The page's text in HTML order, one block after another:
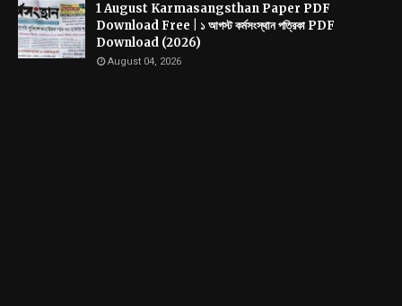
1 August Karmasangsthan Paper PDF
Download Free | ১ আগস্ট কর্মসংস্থান পত্রিকা PDF
Download (2026)
August 04, 2026